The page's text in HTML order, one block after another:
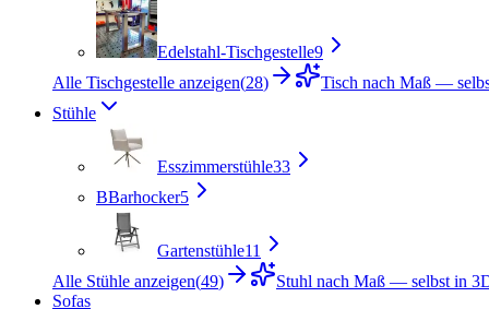
Edelstahl-Tischgestelle9
Alle Tischgestelle anzeigen(28)
Tisch nach Maß —
Stühle
Esszimmerstühle33
BBarhocker5
Gartenstühle11
Alle Stühle anzeigen(49)
Stuhl nach Maß — selbst in
Sofas